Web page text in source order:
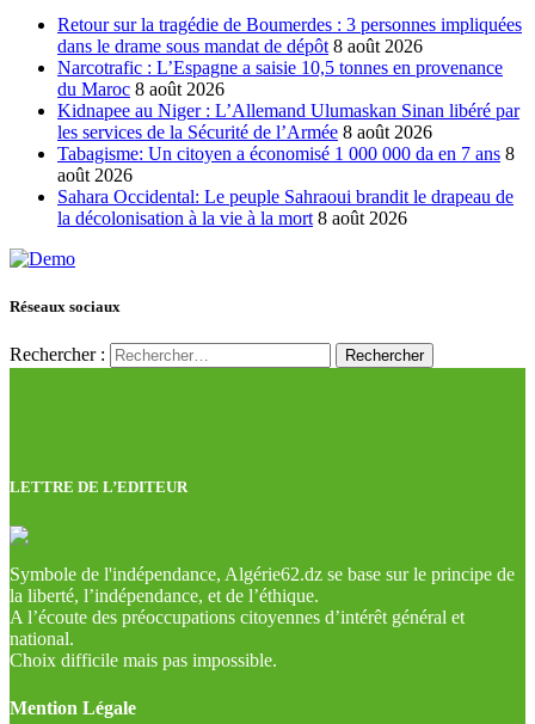
Retour sur la tragédie de Boumerdes : 3 personnes impliquées
dans le drame sous mandat de dépôt 8 août 2026
Narcotrafic : L’Espagne a saisie 10,5 tonnes en provenance
du Maroc 8 août 2026
Kidnapee au Niger : L’Allemand Ulumaskan Sinan libéré par
les services de la Sécurité de l’Armée 8 août 2026
Tabagisme: Un citoyen a économisé 1 000 000 da en 7 ans 8
août 2026
Sahara Occidental: Le peuple Sahraoui brandit le drapeau de
la décolonisation à la vie à la mort 8 août 2026
Réseaux sociaux
Rechercher :
LETTRE DE L’EDITEUR
Symbole de l'indépendance, Algérie62.dz se base sur le principe de
la liberté, l’indépendance, et de l’éthique.
A l’écoute des préoccupations citoyennes d’intérêt général et
national.
Choix difficile mais pas impossible.
Mention Légale